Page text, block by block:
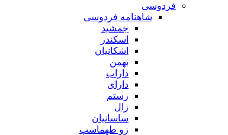
فردوسی
شاهنامه فردوسی
جمشید
اسکندر
اشکانیان
بهمن
داراب
دارای
رستم
زال
ساسانیان
زو طهماسپ‏